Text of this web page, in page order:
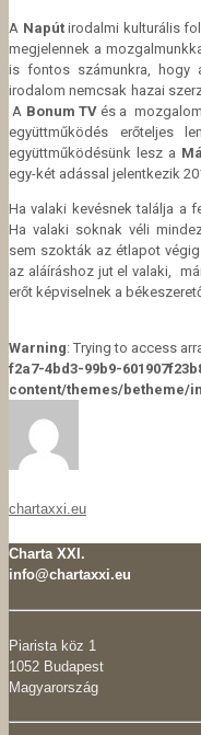
A Napútirodalmi kulturális
megjelennek a
is fontos számunkra, hogy
irodalom nemcsak hazai
A Bonum TVés a
együttműködés erőteljes
együttműködésünk lesz a
egy-két adással jelentkezik
Ha valaki kevésnek találja a
Ha valaki soknak véli
sem szokták az étlapot
az aláíráshoz jut el valaki,
erőt képviselnek a
Warning: Trying to access
f2a7-4bd3-99b9-
content/themes/betheme/
chartaxxi.eu
Charta XXI.
info@chartaxxi.eu
Piarista köz 1
1052 Budapest
Magyarország